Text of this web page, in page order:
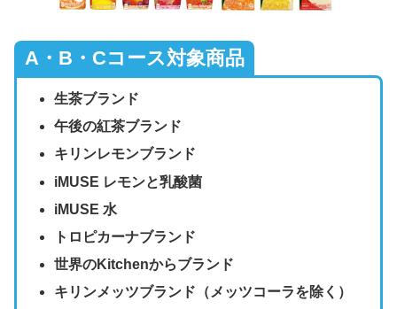
A・B・Cコース対象商品
生茶ブランド
午後の紅茶ブランド
キリンレモンブランド
iMUSE レモンと乳酸菌
iMUSE 水
トロピカーナブランド
世界のKitchenからブランド
キリンメッツブランド（メッツコーラを除く）